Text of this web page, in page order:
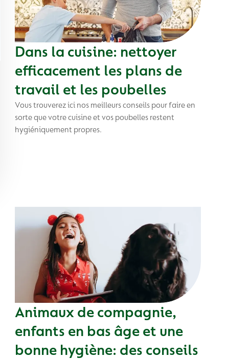
Dans la cuisine: nettoyer
efficacement les plans de
travail et les poubelles
Vous trouverez ici nos meilleurs conseils pour faire en
sorte que votre cuisine et vos poubelles restent
hygiéniquement propres.
Animaux de compagnie,
enfants en bas âge et une
bonne hygiène: des conseils